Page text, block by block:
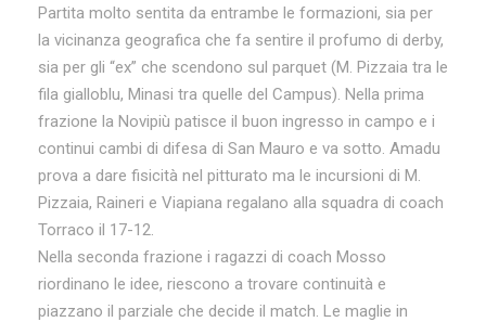
Partita molto sentita da entrambe le formazioni, sia per
la vicinanza geografica che fa sentire il profumo di derby,
sia per gli “ex” che scendono sul parquet (M. Pizzaia tra le
fila gialloblu, Minasi tra quelle del Campus). Nella prima
frazione la Novipiù patisce il buon ingresso in campo e i
continui cambi di difesa di San Mauro e va sotto. Amadu
prova a dare fisicità nel pitturato ma le incursioni di M.
Pizzaia, Raineri e Viapiana regalano alla squadra di coach
Torraco il 17-12.
Nella seconda frazione i ragazzi di coach Mosso
riordinano le idee, riescono a trovare continuità e
piazzano il parziale che decide il match. Le maglie in